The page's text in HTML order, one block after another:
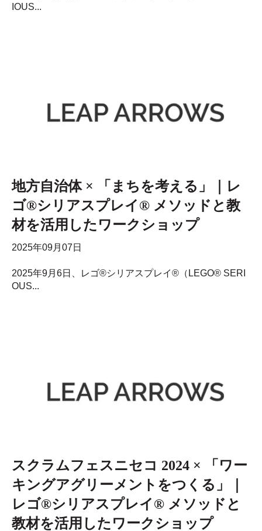
IOUS...
地方自治体 × 「まちを考える」｜レ
ゴ®シリアスプレイ® メソッドと教
材を活用したワークショップ
2025年09月07日
2025年9月6日、レゴ®シリアスプレイ®（LEGO® SERI
OUS...
スクラムフェスニセコ 2024 × 「ワー
キングアグリーメントをつくる」｜
レゴ®シリアスプレイ® メソッドと
教材を活用したワークショップ